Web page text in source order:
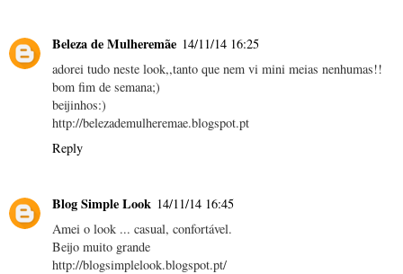
Beleza de Mulheremãe 14/11/14 16:25
adorei tudo neste look,,tanto que nem vi mini meias nenhumas!!
bom fim de semana;)
beijinhos:)
http://belezademulheremae.blogspot.pt
Reply
Blog Simple Look 14/11/14 16:45
Amei o look ... casual, confortável.
Beijo muito grande
http://blogsimplelook.blogspot.pt/